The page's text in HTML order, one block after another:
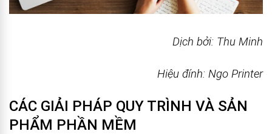
Dịch bởi: Thu Minh
Hiệu đính: Ngo Printer
CÁC GIẢI PHÁP QUY TRÌNH VÀ SẢN
PHẨM PHẦN MỀM